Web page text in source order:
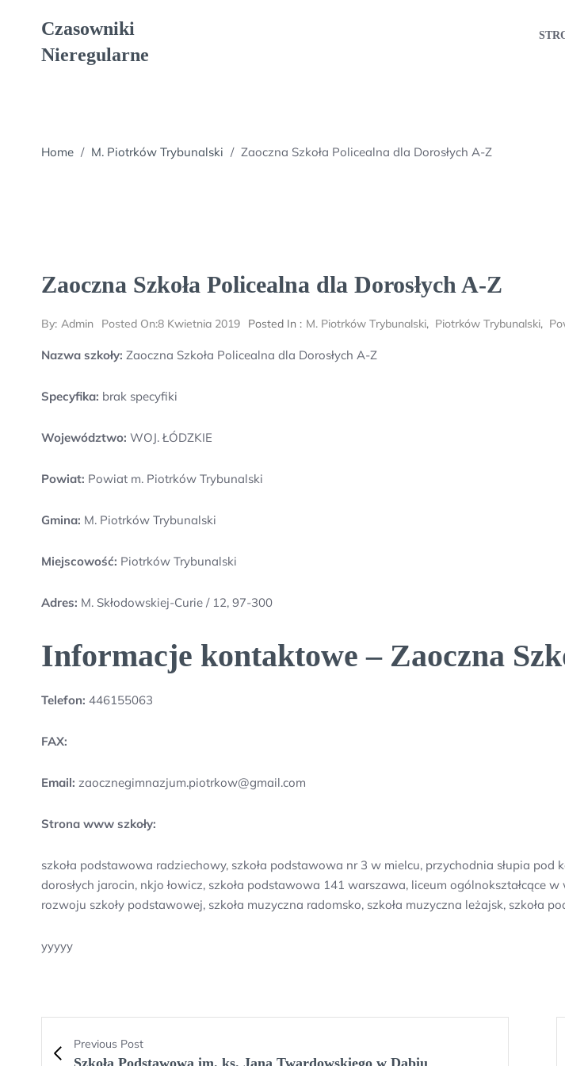
Czasowniki
Nieregularne
Home / M. Piotrków Trybunalski / Zaoczna Szkoła Policealna dla Dorosłych A-Z
Zaoczna Szkoła Policealna dla Dorosłych A-Z
By: Admin Posted On:8 Kwietnia 2019 Posted In : M. Piotrków Trybunalski, Piotrków Trybunalski,
Nazwa szkoły: Zaoczna Szkoła Policealna dla Dorosłych A-Z
Specyfika: brak specyfiki
Województwo: WOJ. ŁÓDZKIE
Powiat: Powiat m. Piotrków Trybunalski
Gmina: M. Piotrków Trybunalski
Miejscowość: Piotrków Trybunalski
Adres: M. Skłodowskiej-Curie / 12, 97-300
Informacje kontaktowe – Zaoczna
Telefon: 446155063
FAX:
Email: zaocznegimnazjum.piotrkow@gmail.com
Strona www szkoły:
szkoła podstawowa radziechowy, szkoła podstawowa nr 3 w mielcu, przychodnia słupia
dorosłych jarocin, nkjo łowicz, szkoła podstawowa 141 warszawa, liceum
rozwoju szkoły podstawowej, szkoła muzyczna radomsko, szkoła muzyczna leżajsk, szkoła
yyyyy
Previous Post
Szkoła Podstawowa im. ks. Jana Twardowskiego w Dąbiu